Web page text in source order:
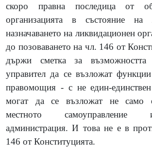
скоро правна последица от
организацията в състояние на
назначаването на ликвидационен
до позоваването на чл. 146 от
държи сметка за възможността
управител да се възложат
правомощия - с не един-
могат да се възложат не само
местното самоуправление
администрация. И това не е в
146 от Конституцията.